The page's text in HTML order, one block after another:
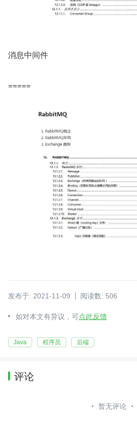
消息中间件
=====
发布于: 2021-11-09 阅读数: 506
如对本文有异议，可点此反馈
Java 程序员 后端
评论
暂无评论